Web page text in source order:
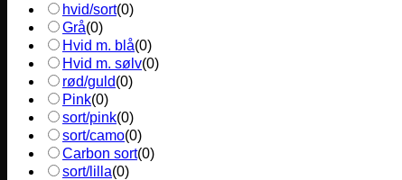
hvid/sort(0)
Grå(0)
Hvid m. blå(0)
Hvid m. sølv(0)
rød/guld(0)
Pink(0)
sort/pink(0)
sort/camo(0)
Carbon sort(0)
sort/lilla(0)